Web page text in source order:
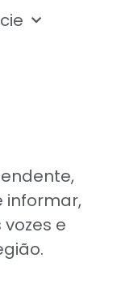
informar,
e